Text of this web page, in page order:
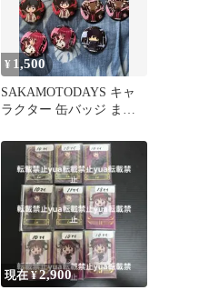
¥ 1,500
SAKAMOTODAYS キャ
ラクター 缶バッジ まと
現在 ¥2,900